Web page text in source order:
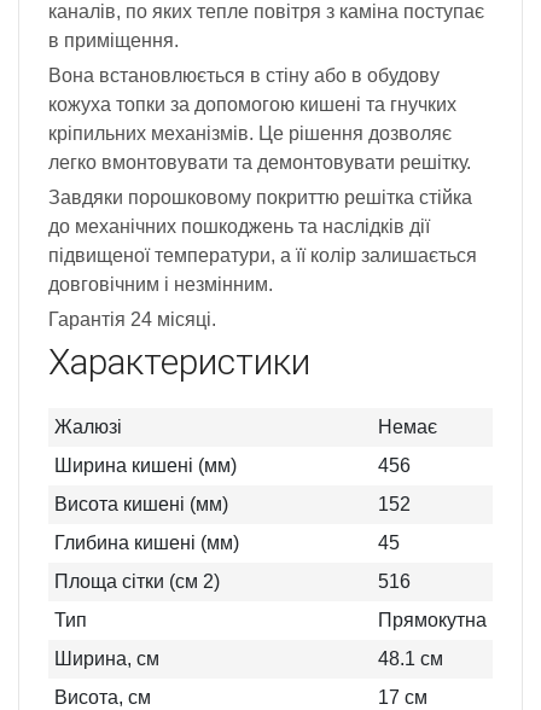
каналів, по яких тепле повітря з каміна поступає
в приміщення.
Вона встановлюється в стіну або в обудову
кожуха топки за допомогою кишені та гнучких
кріпильних механізмів. Це рішення дозволяє
легко вмонтовувати та демонтовувати решітку.
Завдяки порошковому покриттю решітка стійка
до механічних пошкоджень та наслідків дії
підвищеної температури, а її колір залишається
довговічним і незмінним.
Гарантія 24 місяці.
Характеристики
Жалюзі
Немає
Ширина кишені (мм)
456
Висота кишені (мм)
152
Глибина кишені (мм)
45
Площа сітки (см 2)
516
Тип
Прямокутна
Ширина, см
48.1 см
Висота, см
17 см